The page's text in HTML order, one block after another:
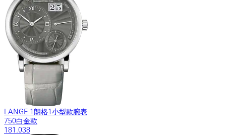
LANGE 1朗格1小型款腕表
750白金款
181.038